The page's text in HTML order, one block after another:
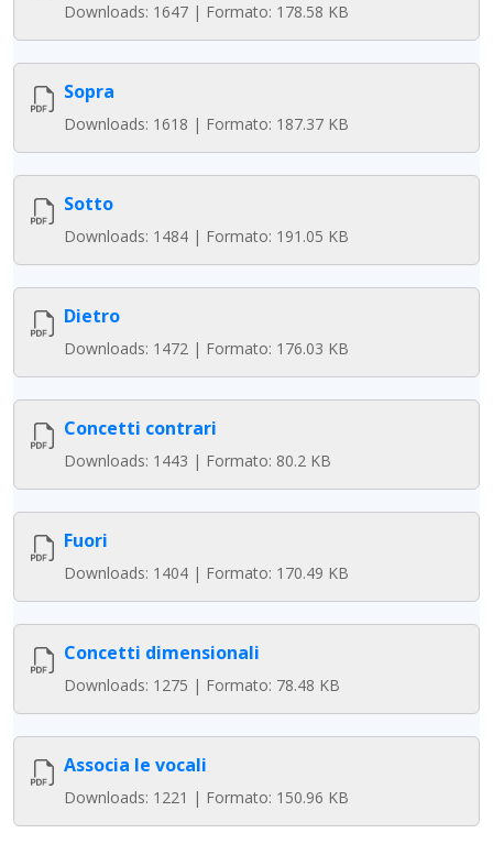
Downloads: 1647 | Formato: 178.58 KB
Sopra
Downloads: 1618 | Formato: 187.37 KB
Sotto
Downloads: 1484 | Formato: 191.05 KB
Dietro
Downloads: 1472 | Formato: 176.03 KB
Concetti contrari
Downloads: 1443 | Formato: 80.2 KB
Fuori
Downloads: 1404 | Formato: 170.49 KB
Concetti dimensionali
Downloads: 1275 | Formato: 78.48 KB
Associa le vocali
Downloads: 1221 | Formato: 150.96 KB